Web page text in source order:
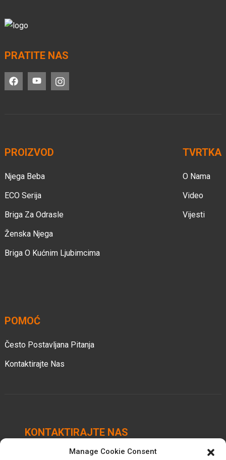
PRATITE NAS
PROIZVOD
Njega Beba
ECO Serija
Briga Za Odrasle
Ženska Njega
Briga O Kućnim Ljubimcima
TVRTKA
O Nama
Video
Vijesti
POMOĆ
Često Postavljana Pitanja
Kontaktirajte Nas
KONTAKTIRAJTE NAS
Industrijski park Chengbei, grad Luocheng, okrug
Manage Cookie Consent